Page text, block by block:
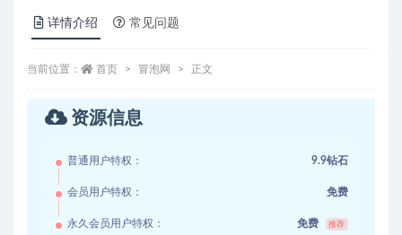
详情介绍 常见问题
当前位置： 首页 冒泡网 正文
资源信息
普通用户特权： 9.9钻石
会员用户特权： 免费
永久会员用户特权： 免费 推荐